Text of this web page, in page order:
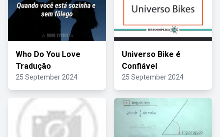
Who Do You Love
Tradução
25 September 2024
Universo Bike é
Confiável
25 September 2024